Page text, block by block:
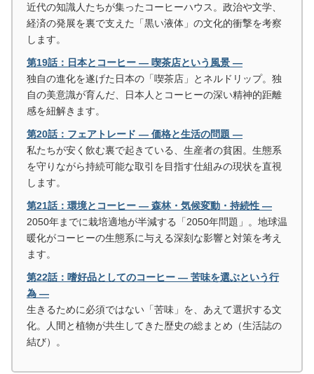
近代の知識人たちが集ったコーヒーハウス。政治や文学、
経済の発展を裏で支えた「黒い液体」の文化的衝撃を考察
します。
第19話：日本とコーヒー ― 喫茶店という風景 ―
独自の進化を遂げた日本の「喫茶店」とネルドリップ。独
自の美意識が育んだ、日本人とコーヒーの深い精神的距離
感を紐解きます。
第20話：フェアトレード ― 価格と生活の問題 ―
私たちが安く飲む裏で起きている、生産者の貧困。生態系
を守りながら持続可能な取引を目指す仕組みの現状を直視
します。
第21話：環境とコーヒー ― 森林・気候変動・持続性 ―
2050年までに栽培適地が半減する「2050年問題」。地球温
暖化がコーヒーの生態系に与える深刻な影響と対策を考え
ます。
第22話：嗜好品としてのコーヒー ― 苦味を選ぶという行
為 ―
生きるために必須ではない「苦味」を、あえて選択する文
化。人間と植物が共生してきた歴史の総まとめ（生活誌の
結び）。